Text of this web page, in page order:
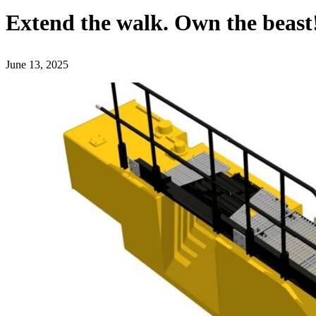
Extend the walk. Own the
June 13, 2025